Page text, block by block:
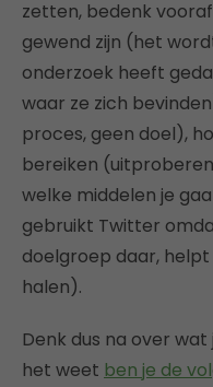
zetten, bedenk
gewend zijn (het
onderzoek heeft
waar ze zich
proces, geen doel),
bereiken
welke middelen je
gebruikt Twitter
doelgroep daar,
halen).
Denk dus na over
het weet ben je de